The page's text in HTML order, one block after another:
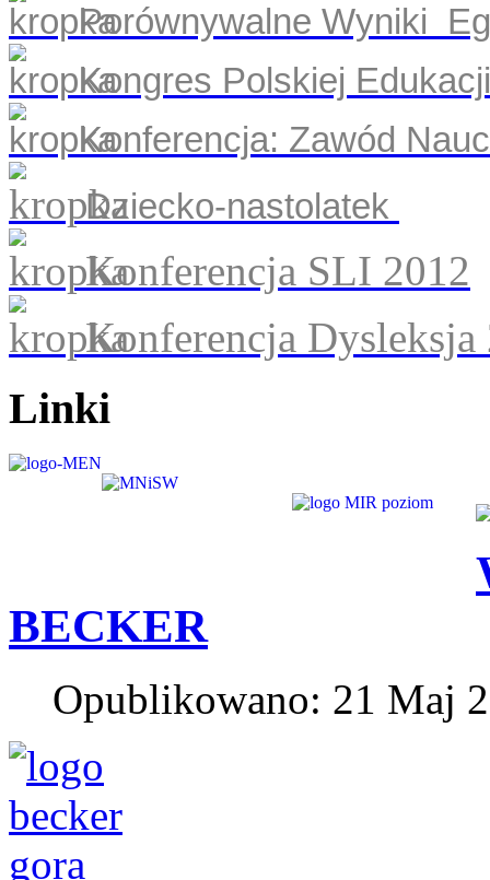
Porównywalne Wyniki
Kongres Polskiej Edukacji
Konferencja: Zawód
Dziecko-nastolatek
Konferencja SLI 2012
Konferencja Dysleksja
Linki
BECKER
Opublikowano: 21 Maj